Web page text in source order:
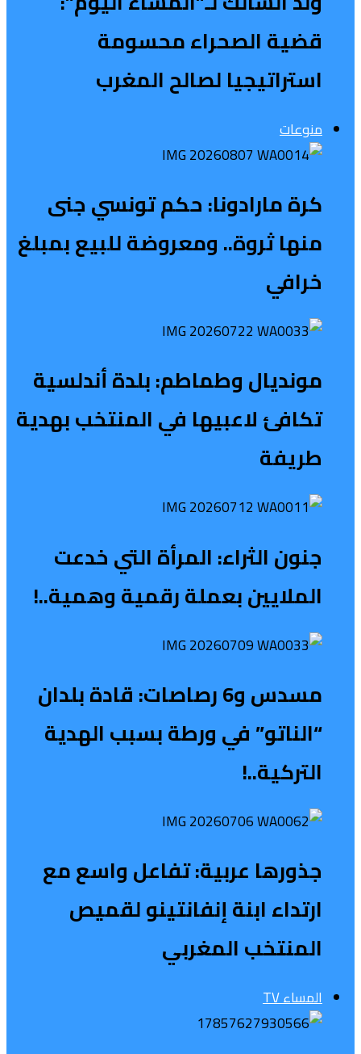
قضية الصحراء محسومة
استراتيجيا لصالح المغرب
منوعات
كرة مارادونا: حكم تونسي جنى
منها ثروة.. ومعروضة للبيع بمبلغ
خرافي
مونديال وطماطم: بلدة أندلسية
تكافئ لاعبيها في المنتخب بهدية
طريفة
جنون الثراء: المرأة التي خدعت
الملايين بعملة رقمية وهمية..!
مسدس و6 رصاصات: قادة بلدان
“الناتو” في ورطة بسبب الهدية
التركية..!
جذورها عربية: تفاعل واسع مع
ارتداء ابنة إنفانتينو لقميص
المنتخب المغربي
المساء TV